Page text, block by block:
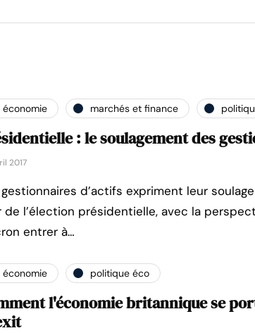
économie marchés et finance
: le soulagement des
2017
d’actifs expriment leur
de l’élection présidentielle, avec la
entrer à…
économie politique éco
l'économie britannique se